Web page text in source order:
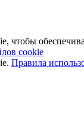
cookie
Правила